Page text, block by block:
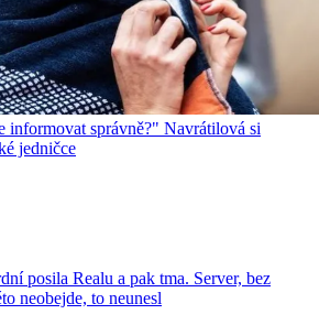
informovat správně?" Navrátilová si
jedničce
posila Realu a pak tma. Server, bez
neobejde, to neunesl